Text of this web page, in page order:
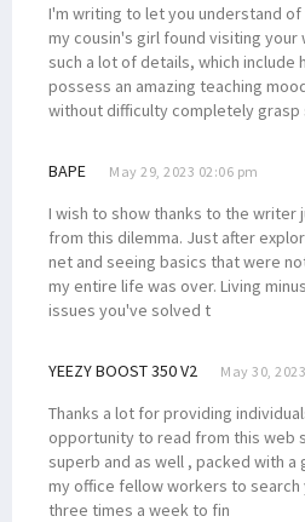
I'm writing to let you understand
my cousin's girl found visiting your
such a lot of details, which include
possess an amazing teaching
without difficulty completely grasp
BAPE May 29, 2023 02:06 pm
I wish to show thanks to the writer
from this dilemma. Just after
net and seeing basics that were
my entire life was over. Living
issues you've solved t
YEEZY BOOST 350 V2 May 30,
Thanks a lot for providing
opportunity to read from this web
superb and as well , packed with a
my office fellow workers to search
three times a week to fin